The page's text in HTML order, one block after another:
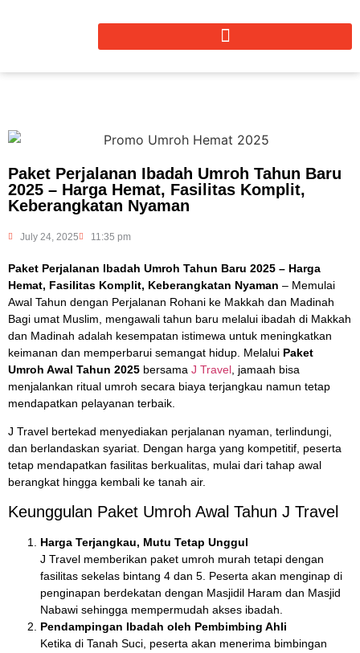
Paket Perjalanan Ibadah Umroh Tahun Baru
2025 – Harga Hemat, Fasilitas Komplit,
Keberangkatan Nyaman
July 24, 2025 11:35 pm
Paket Perjalanan Ibadah Umroh Tahun Baru 2025 – Harga
Hemat, Fasilitas Komplit, Keberangkatan Nyaman – Memulai
Awal Tahun dengan Perjalanan Rohani ke Makkah dan Madinah
Bagi umat Muslim, mengawali tahun baru melalui ibadah di Makkah
dan Madinah adalah kesempatan istimewa untuk meningkatkan
keimanan dan memperbarui semangat hidup. Melalui Paket
Umroh Awal Tahun 2025 bersama J Travel , jamaah bisa
menjalankan ritual umroh secara biaya terjangkau namun tetap
mendapatkan pelayanan terbaik.
J Travel bertekad menyediakan perjalanan nyaman, terlindungi,
dan berlandaskan syariat. Dengan harga yang kompetitif, peserta
tetap mendapatkan fasilitas berkualitas, mulai dari tahap awal
berangkat hingga kembali ke tanah air.
Keunggulan Paket Umroh Awal Tahun J Travel
Harga Terjangkau, Mutu Tetap Unggul
J Travel memberikan paket umroh murah tetapi dengan
fasilitas sekelas bintang 4 dan 5. Peserta akan menginap di
penginapan berdekatan dengan Masjidil Haram dan Masjid
Nabawi sehingga mempermudah akses ibadah.
Pendampingan Ibadah oleh Pembimbing Ahli
Ketika di Tanah Suci, peserta akan menerima bimbingan